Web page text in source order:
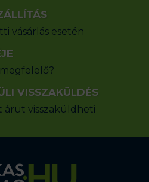
vásárlás esetén
VISSZAKÜLDÉS
árut visszaküldheti